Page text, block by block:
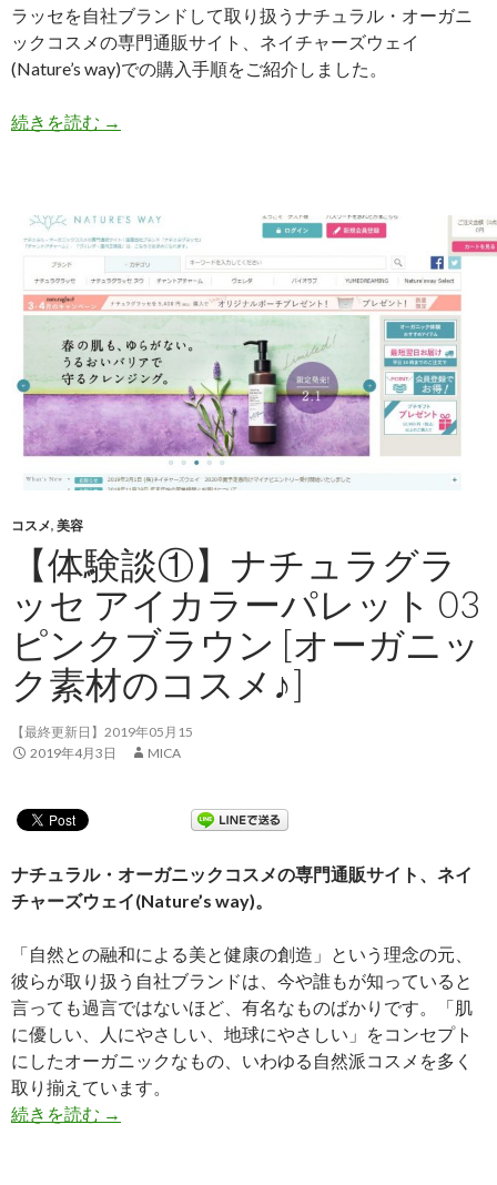
ラッセを自社ブランドして取り扱うナチュラル・オーガニ
ックコスメの専門通販サイト、ネイチャーズウェイ
(Nature’s way)での購入手順をご紹介しました。
続きを読む 【体験談②】ナチュラグラッセ アイカラーパレ
→
コスメ, 美容
【体験談①】ナチュラグラ
ッセ アイカラーパレット 03
ピンクブラウン [オーガニッ
ク素材のコスメ♪]
【最終更新日】2019年05月15
2019年4月3日
MICA
ナチュラル・オーガニックコスメの専門通販サイト、ネイ
チャーズウェイ(Nature’s way)。
「自然との融和による美と健康の創造」という理念の元、
彼らが取り扱う自社ブランドは、今や誰もが知っていると
言っても過言ではないほど、有名なものばかりです。「肌
に優しい、人にやさしい、地球にやさしい」をコンセプト
にしたオーガニックなもの、いわゆる自然派コスメを多く
取り揃えています。
続きを読む 【体験談①】ナチュラグラッセ アイカラーパレ
→